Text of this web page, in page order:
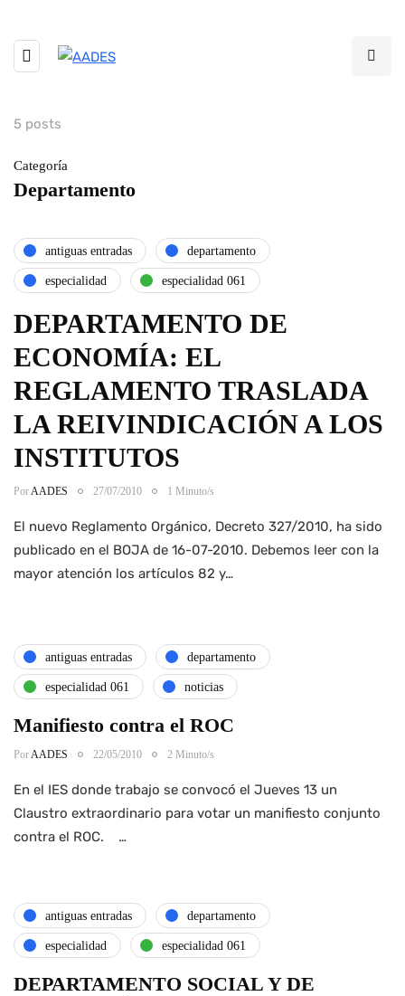
5 posts
Categoría
Departamento
antiguas entradas departamento
especialidad especialidad 061
DEPARTAMENTO DE
ECONOMÍA: EL
REGLAMENTO TRASLADA
LA REIVINDICACIÓN A LOS
INSTITUTOS
PorAADES 27/07/2010 1 Minuto/s
El nuevo Reglamento Orgánico, Decreto 327/2010, ha sido
publicado en el BOJA de 16-07-2010. Debemos leer con la
mayor atención los artículos 82 y…
antiguas entradas departamento
especialidad 061 noticias
Manifiesto contra el ROC
PorAADES 22/05/2010 2 Minuto/s
En el IES donde trabajo se convocó el Jueves 13 un
Claustro extraordinario para votar un manifiesto conjunto
contra el ROC. …
antiguas entradas departamento
especialidad especialidad 061
DEPARTAMENTO SOCIAL Y DE